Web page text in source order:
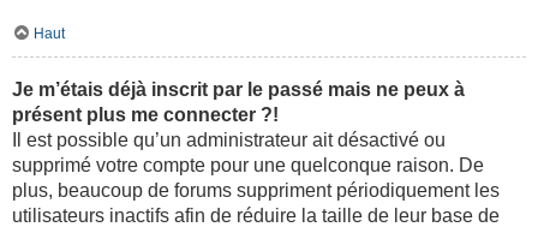
Haut
Je m’étais déjà inscrit par le passé mais ne peux à
présent plus me connecter ?!
Il est possible qu’un administrateur ait désactivé ou
supprimé votre compte pour une quelconque raison. De
plus, beaucoup de forums suppriment périodiquement les
utilisateurs inactifs afin de réduire la taille de leur base de